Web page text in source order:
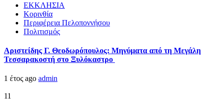
ΕΚΚΛΗΣΙΑ
Κορινθία
Περιφέρεια Πελοποννήσου
Πολιτισμός
Αριστείδης Γ. Θεοδωρόπουλος: Μηνύματα από τη Μεγάλη
Τεσσαρακοστή στο Ξυλόκαστρο
1 έτος ago admin
11